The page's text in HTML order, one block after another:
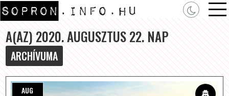
A(AZ) 2020. AUGUSZTUS 22. NAP
ARCHÍVUMA
AUG